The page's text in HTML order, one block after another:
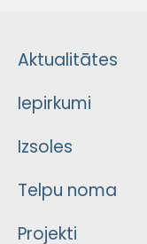
Aktualitātes
Iepirkumi
Izsoles
Telpu noma
Projekti